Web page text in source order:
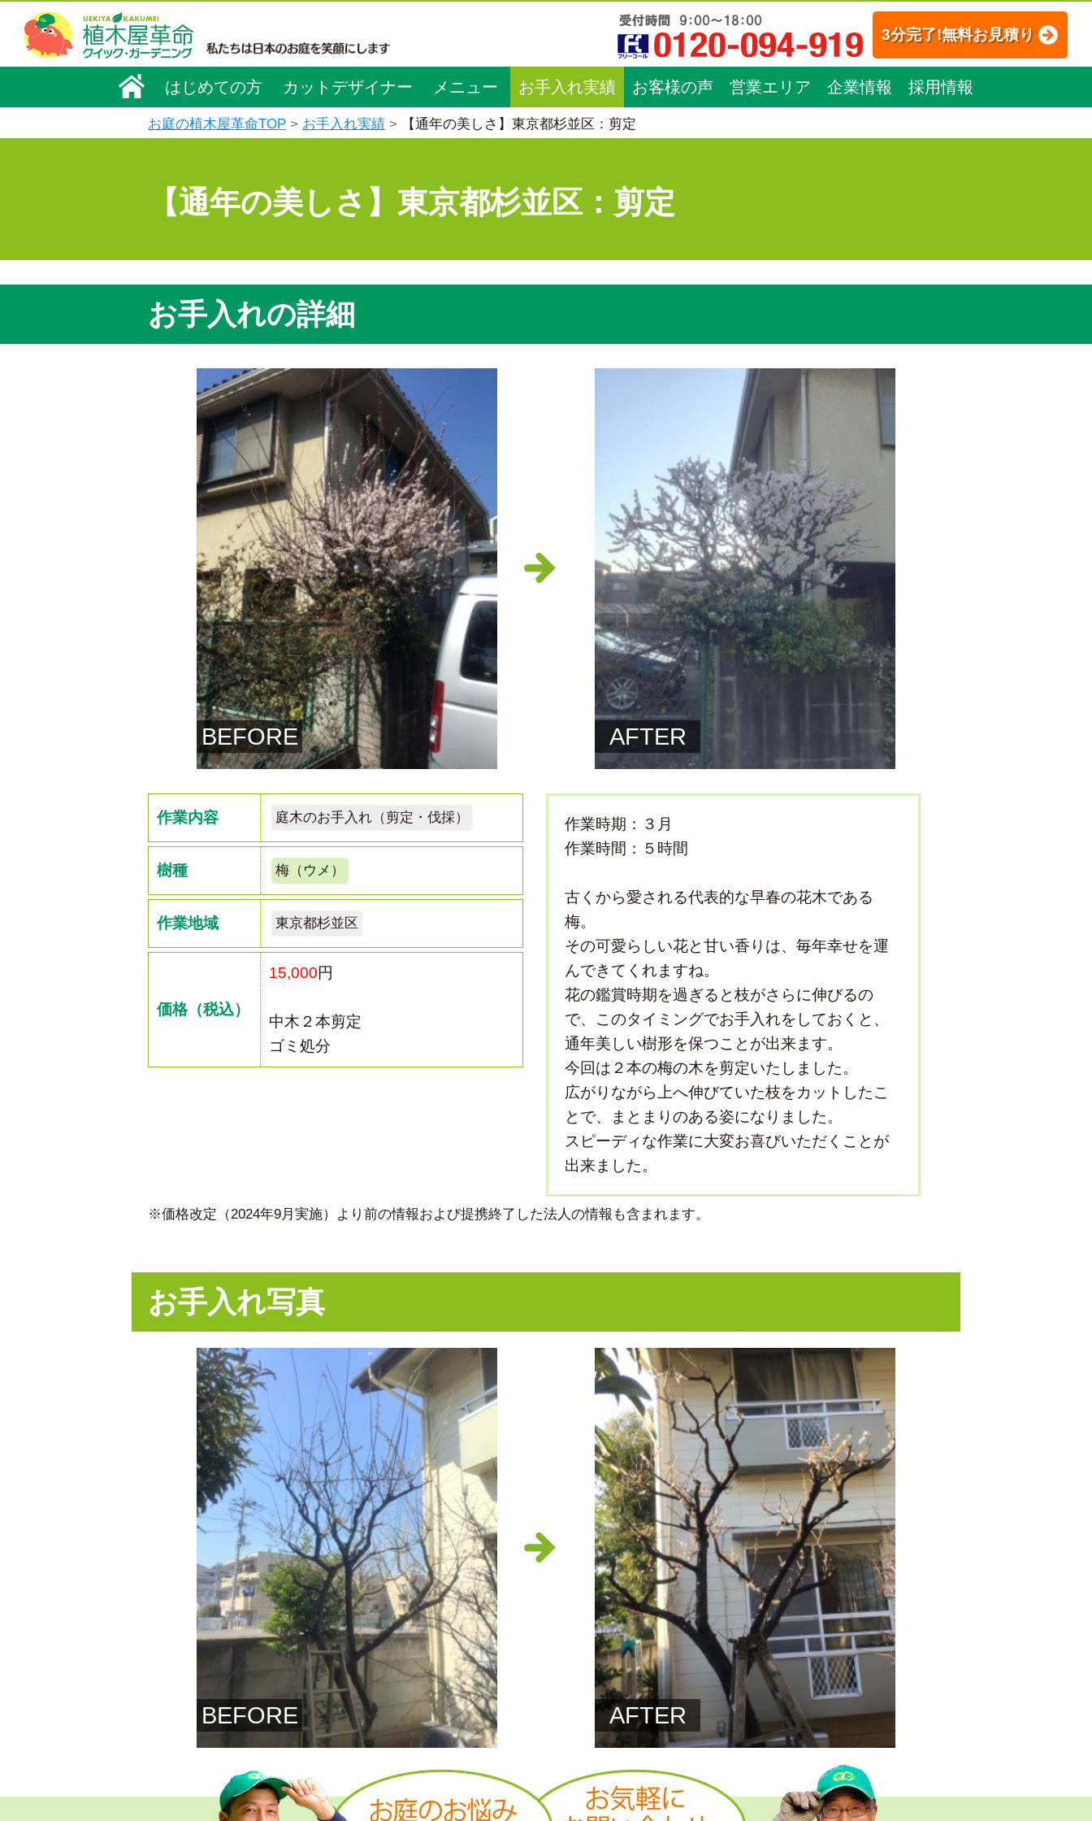
3分完了!無料お見積り
はじめての方 カットデザイナー メニュー お手入れ実績 お客様の声 営業エリア 企業情報 採用情報
お庭の植木屋革命TOP お手入れ実績 【通年の美しさ】東京都杉並区：剪定
【通年の美しさ】東京都杉並区：剪定
お手入れの詳細
BEFORE AFTER
作業内容 庭木のお手入れ（剪定・伐採）
樹種 梅（ウメ）
作業地域 東京都杉並区
価格（税込）
15,000円
中木２本剪定
ゴミ処分
作業時期：３月
作業時間：５時間
古くから愛される代表的な早春の花木である
梅。
その可愛らしい花と甘い香りは、毎年幸せを運
んできてくれますね。
花の鑑賞時期を過ぎると枝がさらに伸びるの
で、このタイミングでお手入れをしておくと、
通年美しい樹形を保つことが出来ます。
今回は２本の梅の木を剪定いたしました。
広がりながら上へ伸びていた枝をカットしたこ
とで、まとまりのある姿になりました。
スピーディな作業に大変お喜びいただくことが
出来ました。
※価格改定（2024年9月実施）より前の情報および提携終了した法人の情報も含まれます。
お手入れ写真
BEFORE AFTER